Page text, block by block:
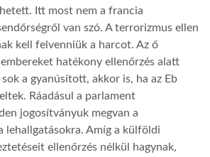
Itt most nem a francia
van szó. A terrorizmus ellen
kell felvenniük a harcot. Az ő
hatékony ellenőrzés alatt
a gyanúsított, akkor is, ha az Eb
Ráadásul a parlament
jogosítványuk megvan a
lehallgatásokra. Amíg a külföldi
ellenőrzés nélkül hagynak,